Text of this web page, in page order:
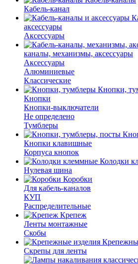
Кабель-канал
аксессуары
Аксессуары
каналы, механизмы, аксессуары
Аксессуары
Алюминиевые
Классические
Кнопки,
Кнопки
Кнопки-выключатели
Не определено
Тумблеры
Кнопки клавишные
Корпуса кнопок
Колодки
Нулевая шина
Коробки
Для кабель-каналов
КУП
Распределительные
Крепеж
Ленты монтажные
Скобы
Скрепы для ленты